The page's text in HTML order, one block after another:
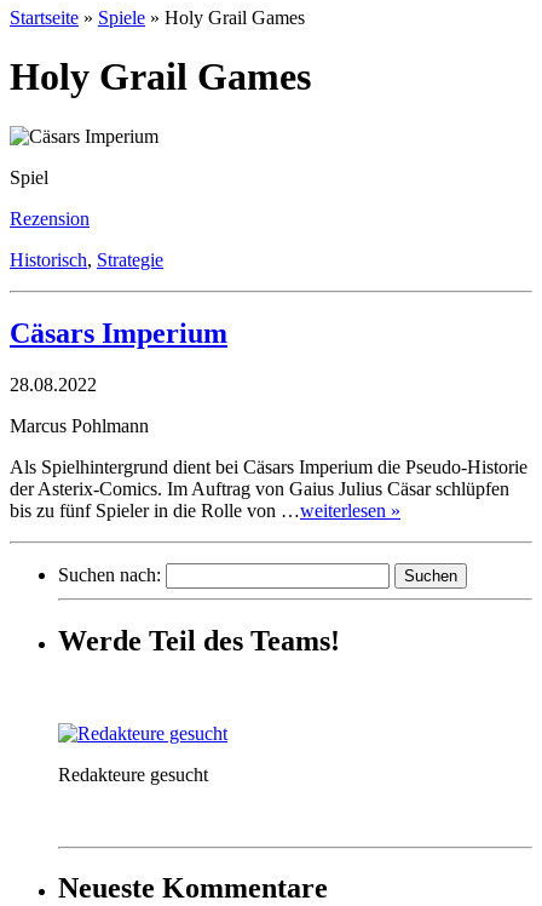
Startseite » Spiele » Holy Grail Games
Holy Grail Games
Spiel
Rezension
Historisch, Strategie
Cäsars Imperium
28.08.2022
Marcus Pohlmann
Als Spielhintergrund dient bei Cäsars Imperium die Pseudo-Historie
der Asterix-Comics. Im Auftrag von Gaius Julius Cäsar schlüpfen
bis zu fünf Spieler in die Rolle von …weiterlesen »
Suchen nach:
Werde Teil des Teams!
Redakteure gesucht
Neueste Kommentare